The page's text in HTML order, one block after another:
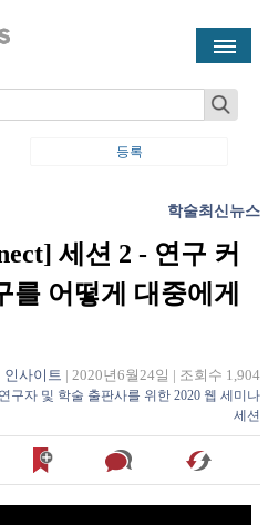
등록
학술최신뉴스
세션 2 - 연구 커
어떻게 대중에게
인사이트 | 2020년6월24일 | 조회수 1,904
구자 및 학술 출판사를 위한 2020 웹 세미나
세션